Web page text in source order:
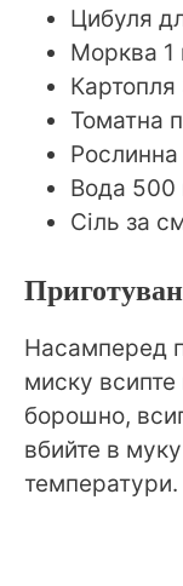
Цибуля
Морква 1
Томатна
Рослинна
Вода 500
Сіль за
Насамперед
миску всипте
борошно,
вбийте в
температури.